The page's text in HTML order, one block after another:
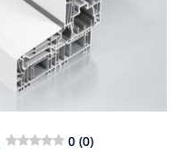
0 (0)